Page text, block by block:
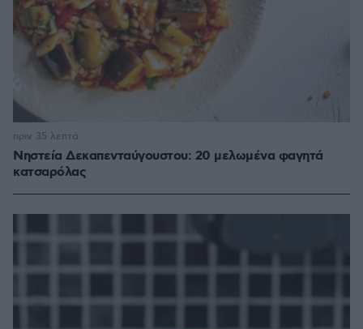
Νηστεία Δεκαπενταύγουστου: 20 μελωμένα φαγητά
κατσαρόλας
πριν 35 λεπτά